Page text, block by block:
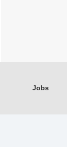
Jobs